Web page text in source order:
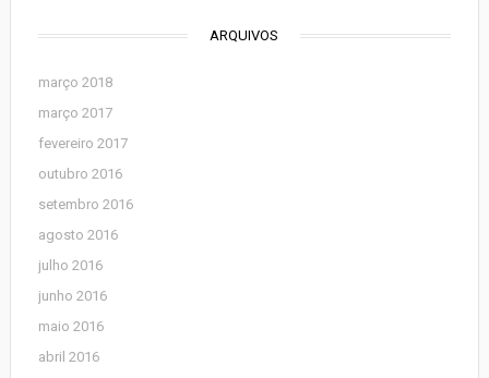
ARQUIVOS
março 2018
março 2017
fevereiro 2017
outubro 2016
setembro 2016
agosto 2016
julho 2016
junho 2016
maio 2016
abril 2016